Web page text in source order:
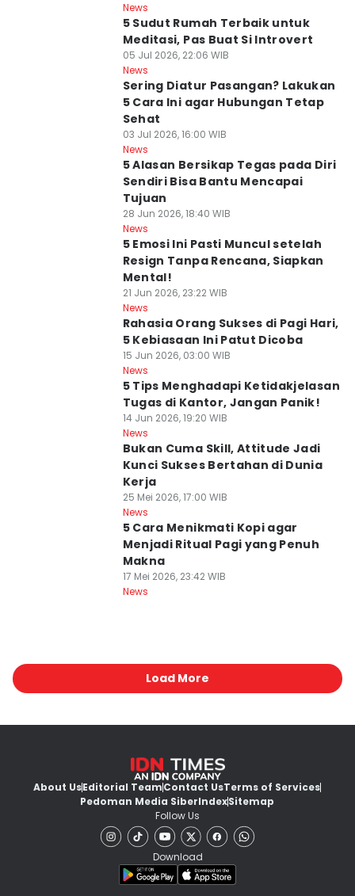
News
5 Sudut Rumah Terbaik untuk
Meditasi, Pas Buat Si Introvert
05 Jul 2026, 22:06 WIB
News
Sering Diatur Pasangan? Lakukan
5 Cara Ini agar Hubungan Tetap
Sehat
03 Jul 2026, 16:00 WIB
News
5 Alasan Bersikap Tegas pada Diri
Sendiri Bisa Bantu Mencapai
Tujuan
28 Jun 2026, 18:40 WIB
News
5 Emosi Ini Pasti Muncul setelah
Resign Tanpa Rencana, Siapkan
Mental!
21 Jun 2026, 23:22 WIB
News
Rahasia Orang Sukses di Pagi Hari,
5 Kebiasaan Ini Patut Dicoba
15 Jun 2026, 03:00 WIB
News
5 Tips Menghadapi Ketidakjelasan
Tugas di Kantor, Jangan Panik!
14 Jun 2026, 19:20 WIB
News
Bukan Cuma Skill, Attitude Jadi
Kunci Sukses Bertahan di Dunia
Kerja
25 Mei 2026, 17:00 WIB
News
5 Cara Menikmati Kopi agar
Menjadi Ritual Pagi yang Penuh
Makna
17 Mei 2026, 23:42 WIB
News
Load More
About UsEditorial TeamContact UsTerms of Services
Pedoman Media SiberIndexSitemap
Follow Us
Download